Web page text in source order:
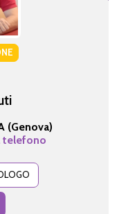
(Genova)
telefono